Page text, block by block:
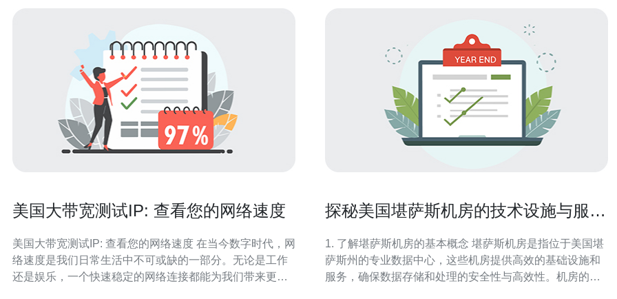
美国大带宽测试IP: 查看您的网络速度
美国大带宽测试IP: 查看您的网络速度 在当今数字时代，网
络速度是我们日常生活中不可或缺的一部分。无论是工作
还是娱乐，一个快速稳定的网络连接都能为我们带来更好
探秘美国堪萨斯机房的技术设施与服务
1. 了解堪萨斯机房的基本概念 堪萨斯机房是指位于美国堪
萨斯州的专业数据中心，这些机房提供高效的基础设施和
服务，确保数据存储和处理的安全性与高效性。机房的设